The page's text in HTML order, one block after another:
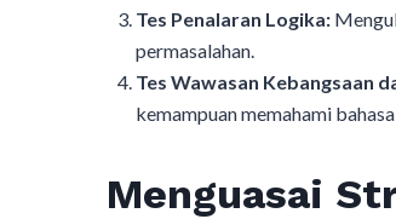
Tes Penalaran Logika:
permasalahan.
Tes Wawasan Kebangsaan
kemampuan memahami
Menguasai